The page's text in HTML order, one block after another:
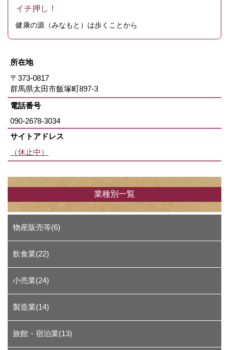
イチ押し！
健康の源（みなもと）は歩くことから
所在地
〒373-0817
群馬県太田市飯塚町897-3
電話番号
090-2678-3034
サイトアドレス
（休止中）
業種別一覧
物産販売等(6)
飲食業(22)
小売業(24)
製造業(14)
旅館・宿泊業(13)